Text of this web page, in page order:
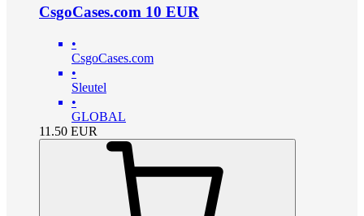
CsgoCases.com 10 EUR
•
CsgoCases.com
•
Sleutel
•
GLOBAL
11.50 EUR